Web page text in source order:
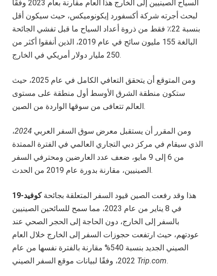
السياح الصينيين إلى الخارج هذا العام مقارنة بعام 2023 وفقًا
لبحث أجرته شركة أكسفورد إيكونوميكس، حيث سيكون أقل
بنسبة 22٪ فقط من ذروة أعداد السياح ما قبل تفشي الجائحة
البالغة 155 مليون سائح في عام 2019، الذين أنفقوا أكثر من
250 مليار دولار أمريكي في الخارج.
ومن المتوقع أن يتحقق التعافي الكامل في عام 2025، حيث
ستكون منطقة الشرق الأوسط أول منطقة على مستوى
العالم تتعافى من سوقها الواردة من الصين.
ومن المقرر أن يستقبل معرض سوق السفر العربي 2024،
الذي سيقام في مركز دبي التجاري العالمي في الفترة الممتدة
من 6 إلى 9 مايو، ضعف عدد العارضين ومحترفي السفر
الصينيين، مقارنة بدورة عام 2019 من الحدث.
هذا وقد رفعت الصين قيود السفر المتعلقة بجائحةكوفيد-19
في 8 يناير من عام 2023، مما سمح للسائحين الصينيين
بالسفر إلى الخارج، دون الحاجة إلى الحجر الصحي عند
عودتهم، حيث ارتفعت حجوزات السفر إلى الخارج خلال العام
الصيني الجديد بنسبة 540% مقارنة بالفترة نفسها من عام
Trip.com.